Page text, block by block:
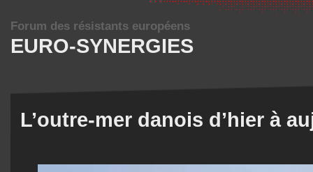
EURO-SYNERGIES
Forum des résistants européens
L’outre-mer danois d’hier à